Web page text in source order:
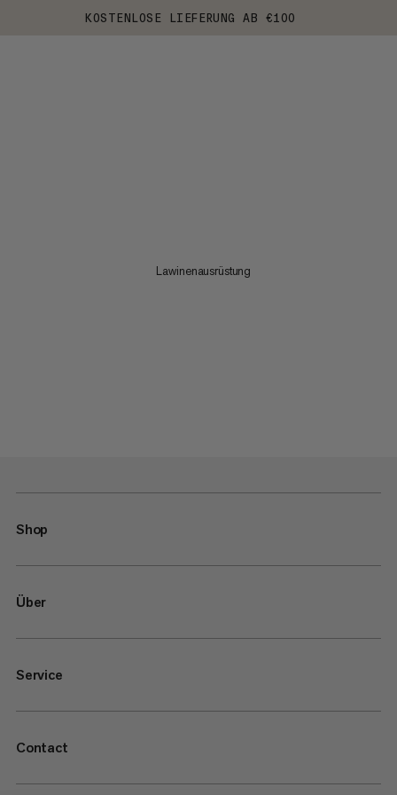
KOSTENLOSE LIEFERUNG AB €100
Lawinenausrüstung
Shop
Über
Service
Contact